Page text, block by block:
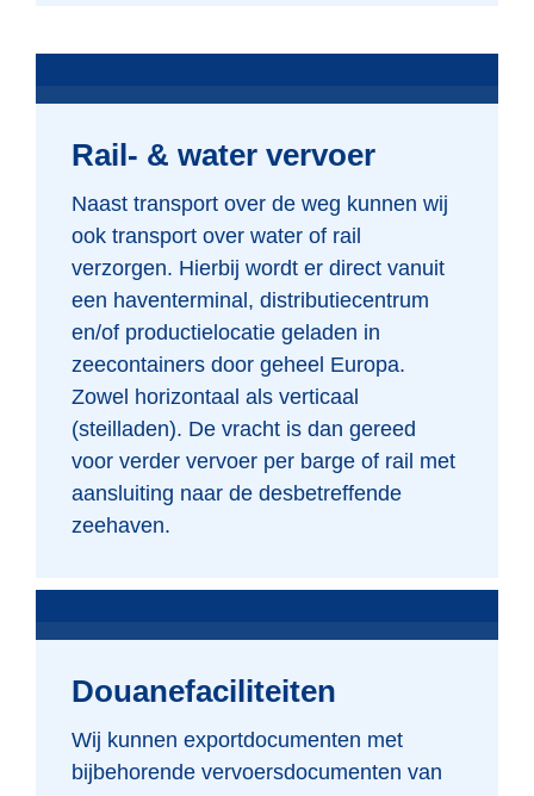
Rail- & water vervoer
Naast transport over de weg kunnen wij
ook transport over water of rail
verzorgen. Hierbij wordt er direct vanuit
een haventerminal, distributiecentrum
en/of productielocatie geladen in
zeecontainers door geheel Europa.
Zowel horizontaal als verticaal
(steilladen). De vracht is dan gereed
voor verder vervoer per barge of rail met
aansluiting naar de desbetreffende
zeehaven.
Douanefaciliteiten
Wij kunnen exportdocumenten met
bijbehorende vervoersdocumenten van